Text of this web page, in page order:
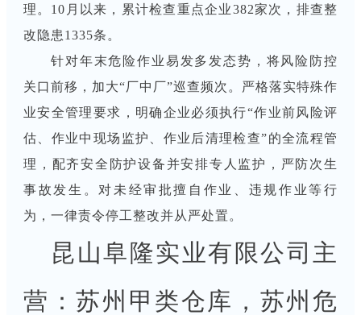
理。10月以来，累计检查重点企业382家次，排查整
改隐患1335条。
针对年末危险作业易发多发态势，将风险防控
关口前移，加大“厂中厂”巡查频次。严格落实特殊作
业安全管理要求，明确企业必须执行“作业前风险评
估、作业中现场监护、作业后清理检查”的全流程管
理，配齐安全防护设备并安排专人监护，严防次生
事故发生。对未经审批擅自作业、违规作业等行
为，一律责令停工整改并从严处置。
昆山阜隆实业有限公司主
营：苏州甲类仓库，苏州危